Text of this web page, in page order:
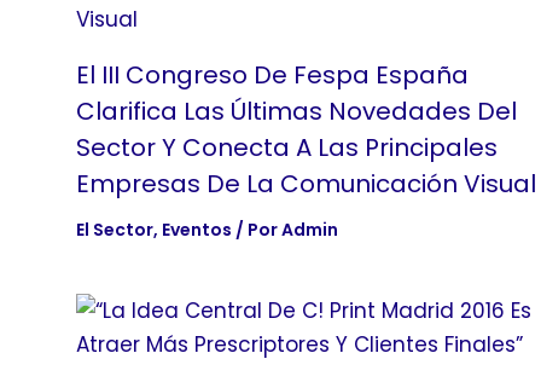
El III Congreso De Fespa España
Clarifica Las Últimas Novedades Del
Sector Y Conecta A Las Principales
Empresas De La Comunicación Visual
El Sector, Eventos / PorAdmin